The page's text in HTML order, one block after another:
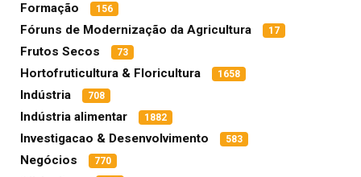
Formação 156
Fóruns de Modernização da Agricultura 17
Frutos Secos 73
Hortofruticultura & Floricultura 1658
Indústria 708
Indústria alimentar 1882
Investigacao & Desenvolvimento 583
Negócios 770